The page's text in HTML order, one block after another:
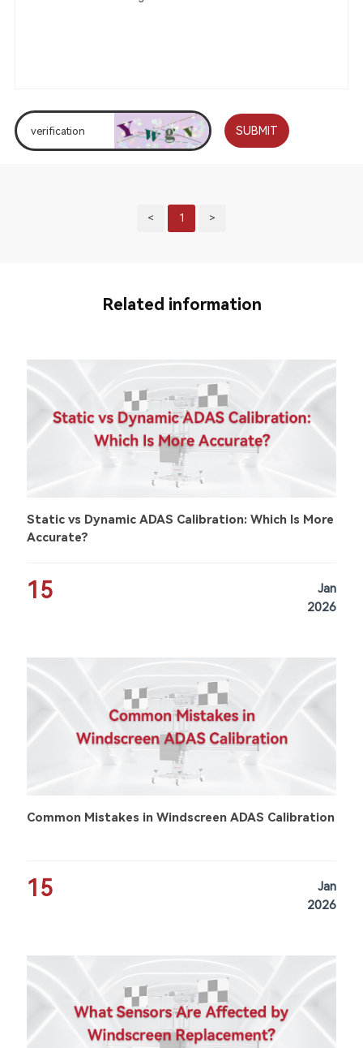
SUBMIT
< 1 >
Related information
Static vs Dynamic ADAS Calibration: Which Is More
Accurate?
15
Jan
2026
Common Mistakes in Windscreen ADAS Calibration
15
Jan
2026